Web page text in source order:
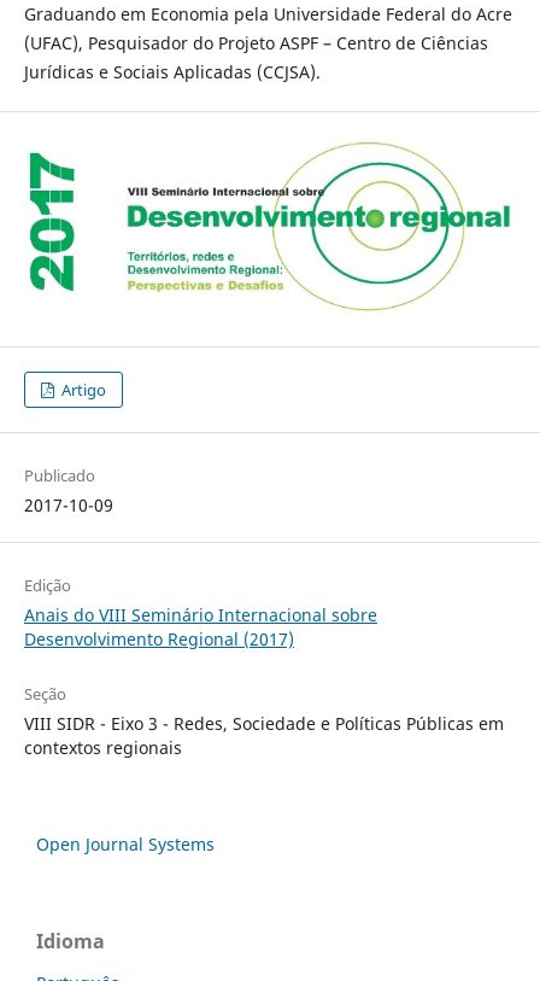
Graduando em Economia pela Universidade Federal do Acre
(UFAC), Pesquisador do Projeto ASPF – Centro de Ciências
Jurídicas e Sociais Aplicadas (CCJSA).
Artigo
Publicado
2017-10-09
Edição
Anais do VIII Seminário Internacional sobre
Desenvolvimento Regional (2017)
Seção
VIII SIDR - Eixo 3 - Redes, Sociedade e Políticas Públicas em
contextos regionais
Open Journal Systems
Idioma